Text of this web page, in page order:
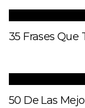
35 Frases Que
50 De Las